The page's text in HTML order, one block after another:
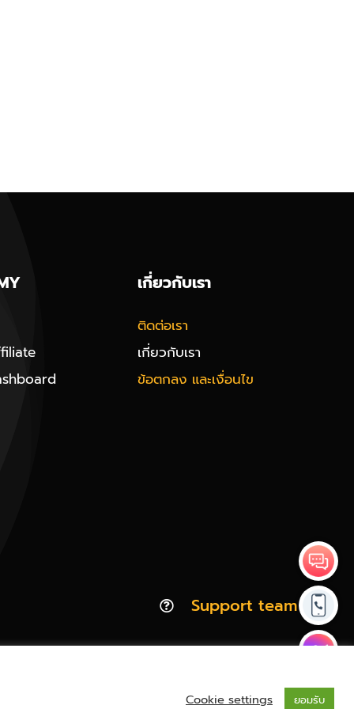
เกี่ยวกับเรา
ติดต่อเรา
เกี่ยวกับเรา
ข้อตกลง และเงื่อนไข
Support team
Cookie settings ยอมรับ